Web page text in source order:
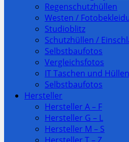
Regenschutzhüllen
Westen /
Studioblitz
Schutzhüllen /
Selbstbaufotos
Vergleichsfotos
IT Taschen und
Selbstbaufotos
Hersteller
Hersteller A – F
Hersteller G – L
Hersteller M – S